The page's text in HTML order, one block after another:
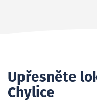
Upřesněte
Chylice